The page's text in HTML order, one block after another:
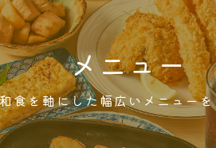
メニュー
和食を軸にした幅広いメニュー
を中心に据えつつ、揚げ物、焼
など多彩な料理を揃えておりま
旬の魚介を使用したお料理の数
や焼酎との相性